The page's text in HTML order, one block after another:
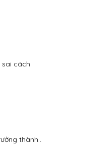
cách
thành...